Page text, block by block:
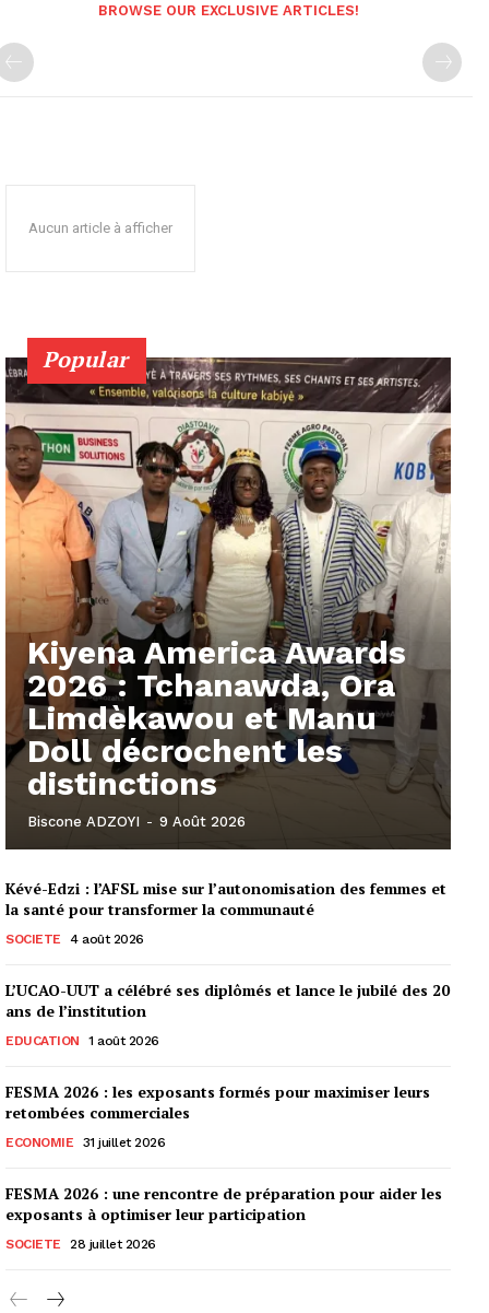
BROWSE OUR EXCLUSIVE ARTICLES!
Aucun article à afficher
Popular
Kiyena America Awards
2026 : Tchanawda, Ora
Limdèkawou et Manu
Doll décrochent les
distinctions
Biscone ADZOYI - 9 Août 2026
Kévé-Edzi : l’AFSL mise sur l’autonomisation des femmes et
la santé pour transformer la communauté
SOCIETE 4 août 2026
L’UCAO-UUT a célébré ses diplômés et lance le jubilé des 20
ans de l’institution
EDUCATION 1 août 2026
FESMA 2026 : les exposants formés pour maximiser leurs
retombées commerciales
ECONOMIE 31 juillet 2026
FESMA 2026 : une rencontre de préparation pour aider les
exposants à optimiser leur participation
SOCIETE 28 juillet 2026